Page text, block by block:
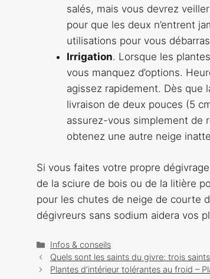
salés, mais vous devrez
pour que les deux n’entrent
utilisations pour vous
Irrigation. Lorsque les
vous manquez d’options.
agissez rapidement. Dès que
livraison de deux pouces (5
assurez-vous simplement de
obtenez une autre neige
Si vous faites votre propre
de la sciure de bois ou de la litière
pour les chutes de neige de courte
dégivreurs sans sodium aidera vos
Catégories
Infos & conseils
Navigation
des
Quels sont les saints du givre: trois
Plantes d’intérieur tolérantes au froid –